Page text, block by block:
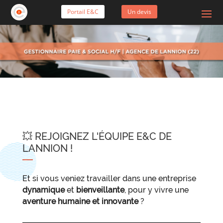
Portail E&C Un devis
💥 REJOIGNEZ L'ÉQUIPE E&C DE
LANNION !
Et si vous veniez travailler dans une entreprise
dynamiqueet bienveillante, pour y vivre une
aventure humaine et innovante?